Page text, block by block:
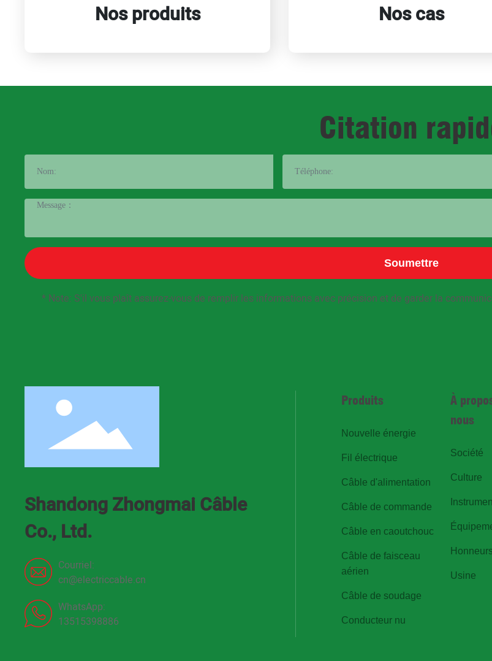
Nos produits Nos cas
Citation
Soumettre
* Note: S'il vous plaît assurez-vous de remplir les informations avec précision et de garder la
Shandong Zhongmai Câble
Co., Ltd.
Courriel:
cn@electriccable.cn
WhatsApp:
13515398886
Produits
Nouvelle énergie
Fil électrique
Câble d'alimentation
Câble de commande
Câble en caoutchouc
Câble de faisceau
aérien
Câble de soudage
Conducteur nu
À
nous
Société
Culture
Usine